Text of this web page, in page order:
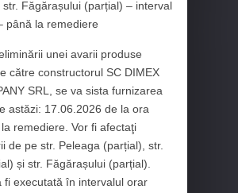
str. Făgărașului (parțial) – interval
până la remediere
unei avarii produse
către constructorul SC DIMEX
SRL, se va sista furnizarea
astăzi: 17.06.2026 de la ora
remediere. Vor fi afectaţi
de pe str. Peleaga (parțial), str.
și str. Făgărașului (parțial).
fi executată în intervalul orar